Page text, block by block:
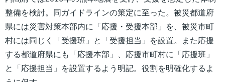
整備を検討。同ガイドラインの策定に至った。被災都道府
県には災害対策本部内に「応援・受援本部」を、被災市町
村には同じく「受援班」と「受援担当」を設置。また応援
する都道府県にも「応援本部」、応援市町村に「応援班」
と「応援担当」を設置するよう明記。役割を明確化するよ